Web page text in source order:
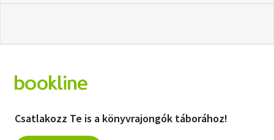
Csatlakozz Te is a könyvrajongók táborához!